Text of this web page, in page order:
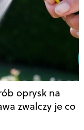
oprysk na
zwalczy je co